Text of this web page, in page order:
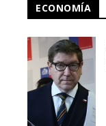
ECONOMÍA